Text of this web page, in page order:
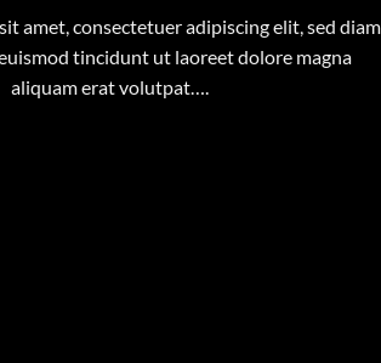
amet, consectetuer adipiscing elit, sed diam
tincidunt ut laoreet dolore magna
aliquam erat volutpat….